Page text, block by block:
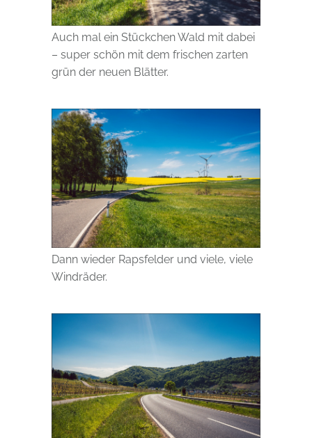
Auch mal ein Stückchen Wald mit dabei
– super schön mit dem frischen zarten
grün der neuen Blätter.
Dann wieder Rapsfelder und viele, viele
Windräder.